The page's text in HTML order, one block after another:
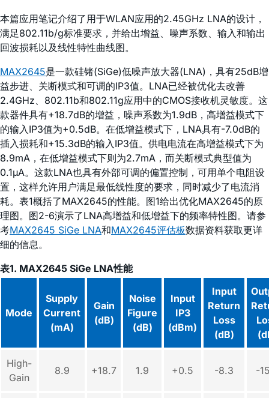
本篇应用笔记介绍了用于WLAN应用的2.45GHz LNA的设计，
满足802.11b/g标准要求，并给出增益、噪声系数、输入和输出
回波损耗以及线性特性曲线图。
MAX2645是一款硅锗(SiGe)低噪声放大器(LNA)，具有25dB增
益步进、关断模式和可调的IP3值。LNA已经被优化去改善
2.4GHz、802.11b和802.11g应用中的CMOS接收机灵敏度。这
款器件具有+18.7dB的增益，噪声系数为1.9dB，高增益模式下
的输入IP3值为+0.5dB。在低增益模式下，LNA具有-7.0dB的
插入损耗和+15.3dB的输入IP3值。供电电流在高增益模式下为
8.9mA，在低增益模式下则为2.7mA，而关断模式典型值为
0.1µA。这款LNA也具有外部可调的偏置控制，可用单个电阻设
置，这样允许用户满足最低线性度的要求，同时减少了电流消
耗。表1概括了MAX2645的性能。图1给出优化MAX2645的原
理图。图2-6演示了LNA高增益和低增益下的频率特性图。请参
考MAX2645 SiGe LNA和MAX2645评估板数据资料获取更详
细的信息。
表1. MAX2645 SiGe LNA性能
Mode
Supply
Current
(mA)
Gain
(dB)
Noise
Figure
(dB)
Input
IP3
(dBm)
Input
Return
Loss
(dB)
High-
Gain
8.9 +18.7 1.9 +0.5 -8.3 -